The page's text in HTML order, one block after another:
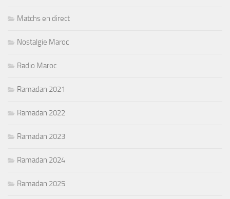
Matchs en direct
Nostalgie Maroc
Radio Maroc
Ramadan 2021
Ramadan 2022
Ramadan 2023
Ramadan 2024
Ramadan 2025